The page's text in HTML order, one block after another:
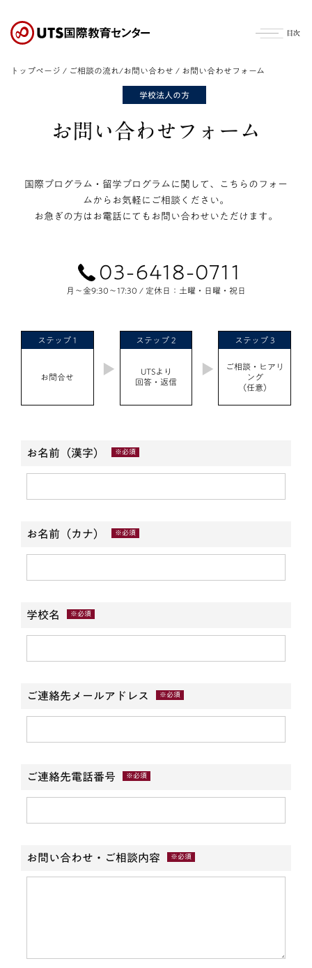
トップページ / ご相談の流れ/お問い合わせ / お問い合わせフォーム
お問い合わせフォーム
国際プログラム・留学プログラムに関して、こちらのフォー
ムからお気軽にご相談ください。
お急ぎの方はお電話にてもお問い合わせいただけます。
03-6418-0711
月〜金9:30〜17:30 / 定休日：土曜・日曜・祝日
ステップ 1
お問合せ
ステップ 2
UTSより
回答・返信
ステップ 3
ご相談・ヒアリ
ング
（任意）
お名前（漢字） ※必須
お名前（カナ） ※必須
学校名 ※必須
ご連絡先メールアドレス ※必須
ご連絡先電話番号 ※必須
お問い合わせ・ご相談内容 ※必須